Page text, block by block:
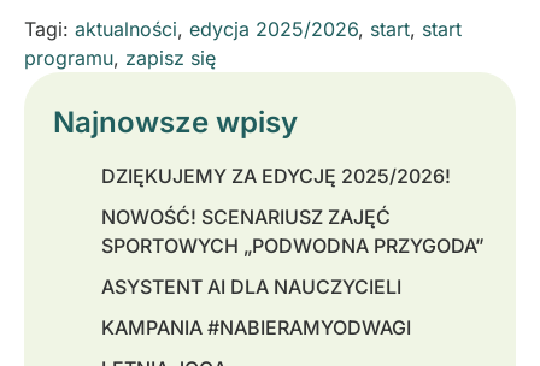
Tagi: aktualności, edycja 2025/2026, start, start
programu, zapisz się
Najnowsze wpisy
DZIĘKUJEMY ZA EDYCJĘ 2025/2026!
NOWOŚĆ! SCENARIUSZ ZAJĘĆ
SPORTOWYCH „PODWODNA PRZYGODA”
ASYSTENT AI DLA NAUCZYCIELI
KAMPANIA #NABIERAMYODWAGI